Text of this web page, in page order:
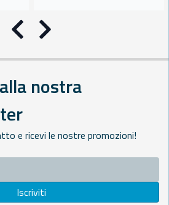
Precedente
Successivo
nostra
e ricevi le nostre promozioni!
Iscriviti